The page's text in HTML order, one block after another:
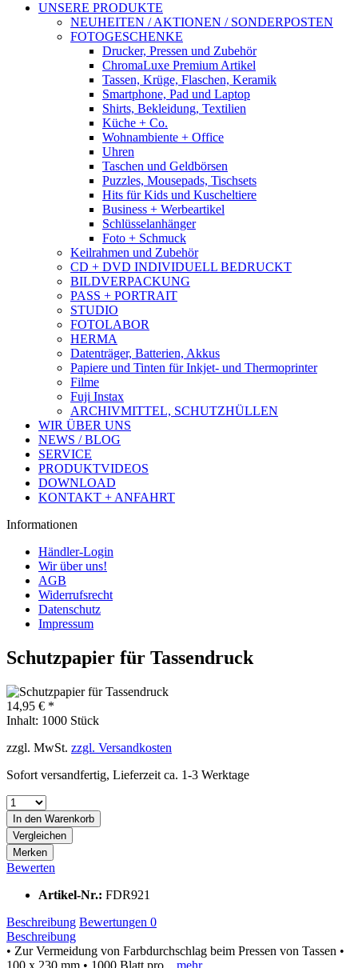
UNSERE PRODUKTE
NEUHEITEN / AKTIONEN / SONDERPOSTEN
FOTOGESCHENKE
Drucker, Pressen und Zubehör
ChromaLuxe Premium Artikel
Tassen, Krüge, Flaschen, Keramik
Smartphone, Pad und Laptop
Shirts, Bekleidung, Textilien
Küche + Co.
Wohnambiente + Office
Uhren
Taschen und Geldbörsen
Puzzles, Mousepads, Tischsets
Hits für Kids und Kuscheltiere
Business + Werbeartikel
Schlüsselanhänger
Foto + Schmuck
Keilrahmen und Zubehör
CD + DVD INDIVIDUELL BEDRUCKT
BILDVERPACKUNG
PASS + PORTRAIT
STUDIO
FOTOLABOR
HERMA
Datenträger, Batterien, Akkus
Papiere und Tinten für Inkjet- und Thermoprinter
Filme
Fuji Instax
ARCHIVMITTEL, SCHUTZHÜLLEN
WIR ÜBER UNS
NEWS / BLOG
SERVICE
PRODUKTVIDEOS
DOWNLOAD
KONTAKT + ANFAHRT
Informationen
Händler-Login
Wir über uns!
AGB
Widerrufsrecht
Datenschutz
Impressum
Schutzpapier für Tassendruck
14,95 € *
Inhalt: 1000 Stück
zzgl. MwSt. zzgl. Versandkosten
Sofort versandfertig, Lieferzeit ca. 1-3 Werktage
In den Warenkorb
Vergleichen
Merken
Bewerten
Artikel-Nr.: FDR921
Beschreibung Bewertungen 0
Beschreibung
• Zur Vermeidung von Farbdurchschlag beim Pressen von Tassen •
100 x 230 mm • 1000 Blatt pro...
mehr